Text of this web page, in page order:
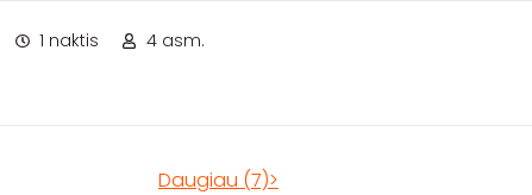
1 naktis 4 asm.
Daugiau (7)>